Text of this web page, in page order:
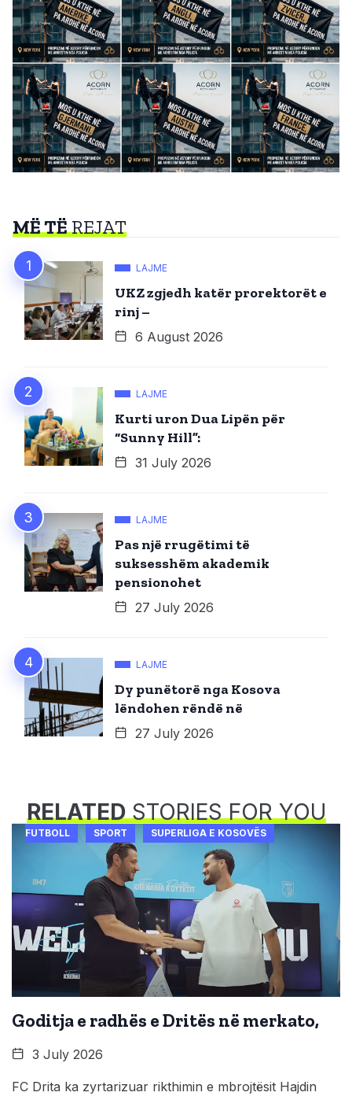
MË TËREJAT
LAJME
UKZ zgjedh katër prorektorët e
rinj –
6 August 2026
LAJME
Kurti uron Dua Lipën për
“Sunny Hill”:
31 July 2026
LAJME
Pas një rrugëtimi të
suksesshëm akademik
pensionohet
27 July 2026
LAJME
Dy punëtorë nga Kosova
lëndohen rëndë në
27 July 2026
RELATEDSTORIES FOR YOU
FUTBOLL SPORT SUPERLIGA E KOSOVËS
Goditja e radhës e Dritës në merkato,
3 July 2026
FC Drita ka zyrtarizuar rikthimin e mbrojtësit Hajdin